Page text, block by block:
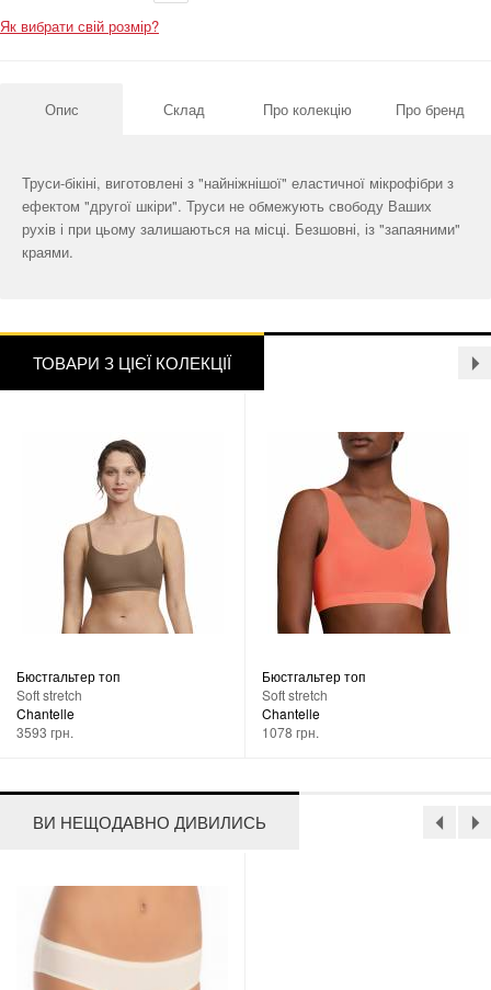
Як вибрати свій розмір?
Опис Склад Про колекцію Про бренд
Труси-бікіні, виготовлені з "найніжнішої" еластичної мікрофібри з
ефектом "другої шкіри". Труси не обмежують свободу Ваших
рухів і при цьому залишаються на місці. Безшовні, із "запаяними"
краями.
ТОВАРИ З ЦІЄЇ КОЛЕКЦІЇ
Бюстгальтер топ
Soft stretch
Chantelle
3593 грн.
Бюстгальтер топ
Soft stretch
Chantelle
1078 грн.
ВИ НЕЩОДАВНО ДИВИЛИСЬ